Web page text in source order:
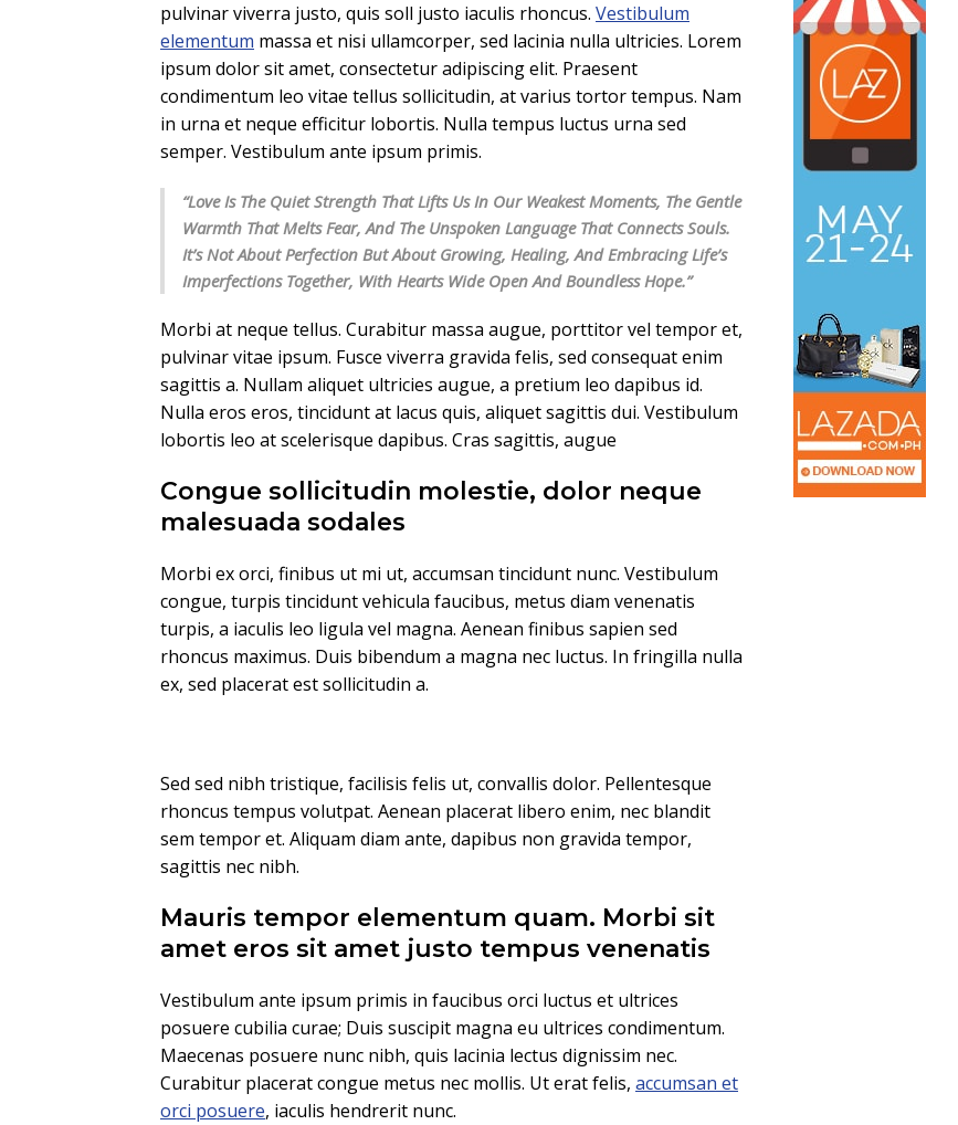
pulvinar viverra justo, quis soll justo iaculis rhoncus. Vestibulum
elementum massa et nisi ullamcorper, sed lacinia nulla ultricies. Lorem
ipsum dolor sit amet, consectetur adipiscing elit. Praesent
condimentum leo vitae tellus sollicitudin, at varius tortor tempus. Nam
in urna et neque efficitur lobortis. Nulla tempus luctus urna sed
semper. Vestibulum ante ipsum primis.
“Love Is The Quiet Strength That Lifts Us In Our Weakest Moments, The Gentle
Warmth That Melts Fear, And The Unspoken Language That Connects Souls.
It’s Not About Perfection But About Growing, Healing, And Embracing Life’s
Imperfections Together, With Hearts Wide Open And Boundless Hope.”
Morbi at neque tellus. Curabitur massa augue, porttitor vel tempor et,
pulvinar vitae ipsum. Fusce viverra gravida felis, sed consequat enim
sagittis a. Nullam aliquet ultricies augue, a pretium leo dapibus id.
Nulla eros eros, tincidunt at lacus quis, aliquet sagittis dui. Vestibulum
lobortis leo at scelerisque dapibus. Cras sagittis, augue
Congue sollicitudin molestie, dolor neque
malesuada sodales
Morbi ex orci, finibus ut mi ut, accumsan tincidunt nunc. Vestibulum
congue, turpis tincidunt vehicula faucibus, metus diam venenatis
turpis, a iaculis leo ligula vel magna. Aenean finibus sapien sed
rhoncus maximus. Duis bibendum a magna nec luctus. In fringilla nulla
ex, sed placerat est sollicitudin a.
Sed sed nibh tristique, facilisis felis ut, convallis dolor. Pellentesque
rhoncus tempus volutpat. Aenean placerat libero enim, nec blandit
sem tempor et. Aliquam diam ante, dapibus non gravida tempor,
sagittis nec nibh.
Mauris tempor elementum quam. Morbi sit
amet eros sit amet justo tempus venenatis
Vestibulum ante ipsum primis in faucibus orci luctus et ultrices
posuere cubilia curae; Duis suscipit magna eu ultrices condimentum.
Maecenas posuere nunc nibh, quis lacinia lectus dignissim nec.
Curabitur placerat congue metus nec mollis. Ut erat felis, accumsan et
orci posuere, iaculis hendrerit nunc.